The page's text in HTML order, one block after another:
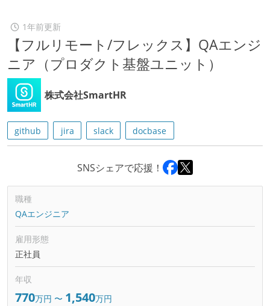
1年前更新
【フルリモート/フレックス】QAエンジ
ニア（プロダクト基盤ユニット）
株式会社SmartHR
github jira slack docbase
SNSシェアで応援！
職種
QAエンジニア
雇用形態
正社員
年収
770万円 〜 1,540万円